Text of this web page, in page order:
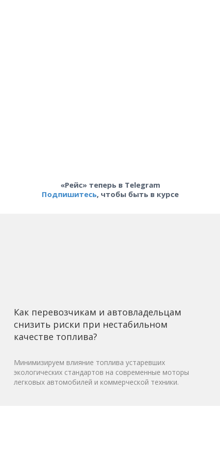
«Рейс» теперь в Telegram
Подпишитесь, чтобы быть в курсе
Как перевозчикам и автовладельцам
снизить риски при нестабильном
качестве топлива?
Минимизируем влияние топлива устаревших
экологических стандартов на современные моторы
легковых автомобилей и коммерческой техники.